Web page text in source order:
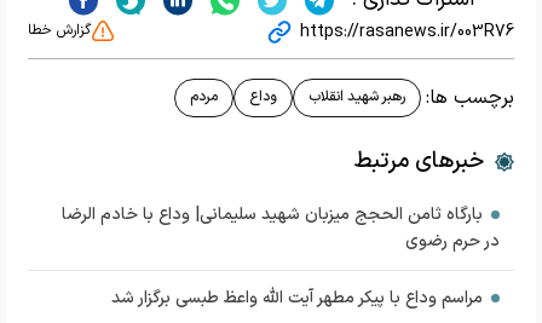
https://rasanews.ir/003R76 گزارش خطا
برچسب ها: رهبر شهید انقلاب وداع مردم
خبرهای مرتبط
بارگاه ثامن الحجج میزبان شهید سلیمانی| وداع با خادم الرضا
در حرم رضوی
مراسم وداع با پیکر مطهر آیت الله واعظ طبسی برگزار شد